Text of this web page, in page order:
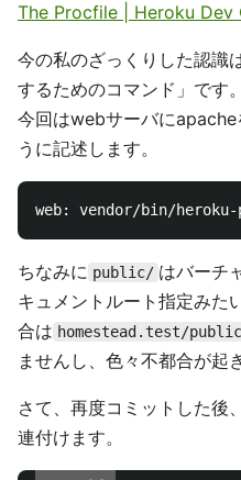
The Procfile | Heroku Dev
今の私のざっくりした認
するためのコマンド」です。
今回はwebサーバにapache
うに記述します。
ちなみに public/ はバーチ
キュメントルート指定みた
合は homestead.test/public
ませんし、色々不都合が起
さて、再度コミットした後
連付けます。